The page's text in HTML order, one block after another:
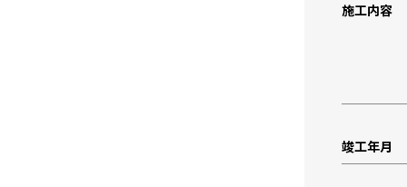
施工内容
竣工年月